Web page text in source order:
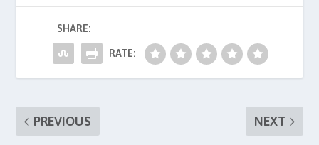
b
o
o
k
A
p
p
dI
n
t
SHARE:
RATE:
PREVIOUS NEXT